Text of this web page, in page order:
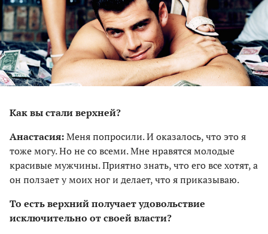
Как вы стали верхней?
Анастасия:Меня попросили. И оказалось, что это я
тоже могу. Но не со всеми. Мне нравятся молодые
красивые мужчины. Приятно знать, что его все хотят, а
он ползает у моих ног и делает, что я приказываю.
То есть верхний получает удовольствие
исключительно от своей власти?